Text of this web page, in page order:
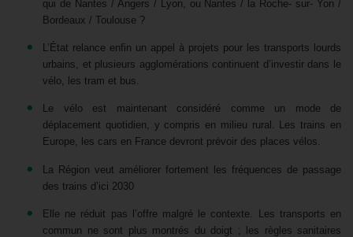
qui de Nantes / Angers / Lyon, ou Nantes / la Roche- sur- Yon /
Bordeaux / Toulouse ?
L’État relance enfin un appel à projets pour les transports lourds
urbains, et plusieurs agglomérations continuent d’investir dans le
vélo, les tram et bus.
Le vélo est maintenant considéré comme un mode de
déplacement quotidien, y compris en milieu rural. Les trains en
Europe, les cars en France devront prévoir des places vélos.
La Région veut améliorer fortement les fréquences de passage
des trains d’ici 2030
Elle ne réduit pas l’offre malgré le contexte. Les transports en
commun ne sont plus montrés du doigt ; les règles sanitaires